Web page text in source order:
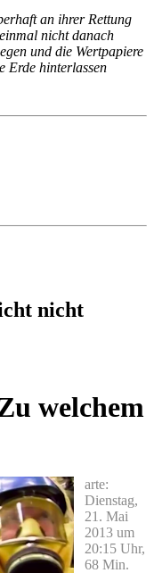
an ihrer Rettung
nicht danach
und die Wertpapiere
Erde hinterlassen
nicht
welchem
arte:
Dienstag,
21. Mai
2013 um
20:15 Uhr,
68 Min.